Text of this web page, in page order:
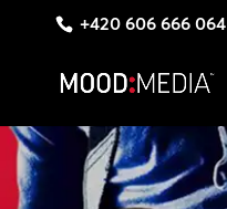
+420 606 666 064